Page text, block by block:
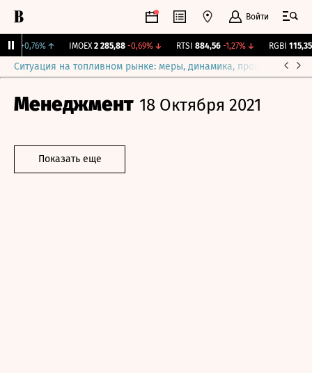
Войти
+0,76%↑ IMOEX 2 285,88 -0,69%↓ RTSI 884,56 -1,27%↓ RGBI 115,35
Ситуация на топливном рынке: меры, динамика, прогнозы
Менеджмент 18 Октября 2021
Показать еще